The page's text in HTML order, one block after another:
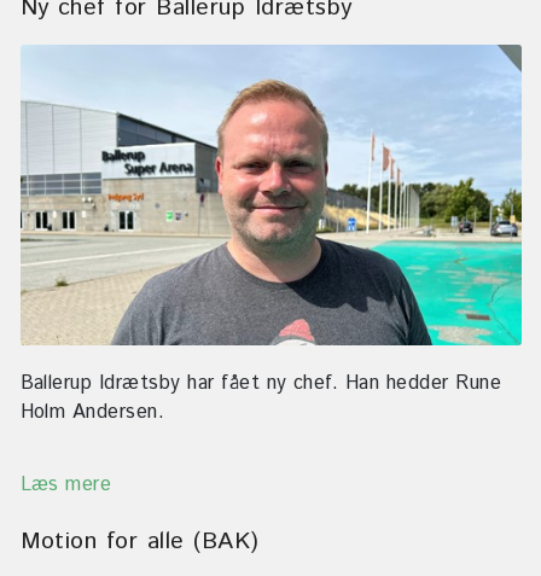
Ny chef for Ballerup Idrætsby
Ballerup Idrætsby har fået ny chef. Han hedder Rune
Holm Andersen.
Læs mere
Motion for alle (BAK)